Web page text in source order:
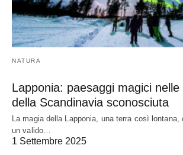
NATURA
Lapponia: paesaggi magici
della Scandinavia sconosciuta
La magia della Lapponia, una terra così
un valido…
1 Settembre 2025